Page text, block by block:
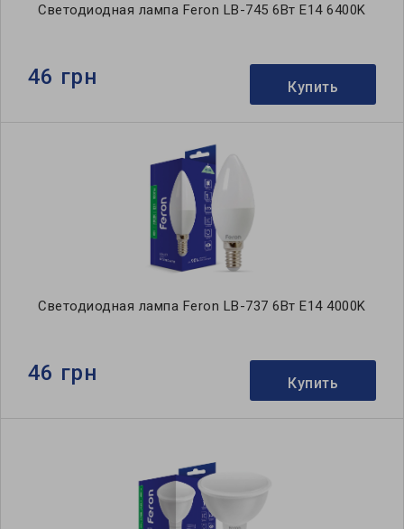
Светодиодная лампа Feron LB-745 6Вт E14 6400K
46 грн Купить
Светодиодная лампа Feron LB-737 6Вт E14 4000K
46 грн Купить